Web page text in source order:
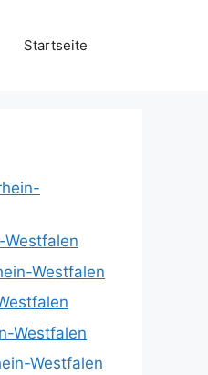
Startseite
Westfalen
Westfalen
Westfalen